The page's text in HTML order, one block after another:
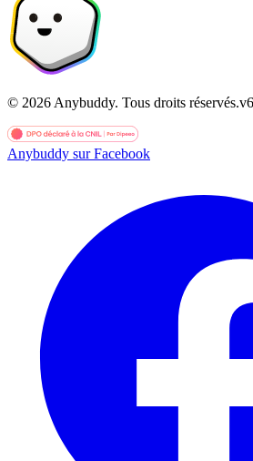
© 2026 Anybuddy. Tous droits réservés.v
Anybuddy sur Facebook